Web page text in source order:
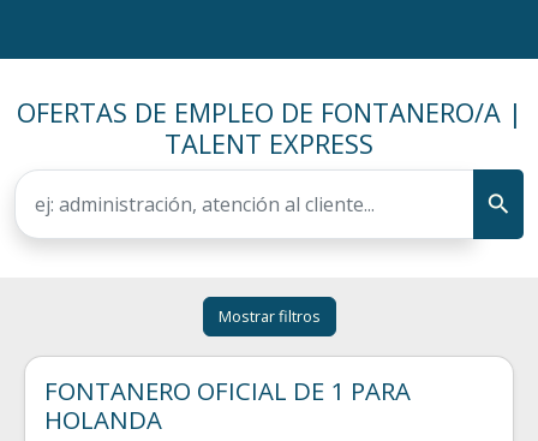
OFERTAS DE EMPLEO DE FONTANERO/A |
TALENT EXPRESS
Mostrar filtros
FONTANERO OFICIAL DE 1 PARA
HOLANDA